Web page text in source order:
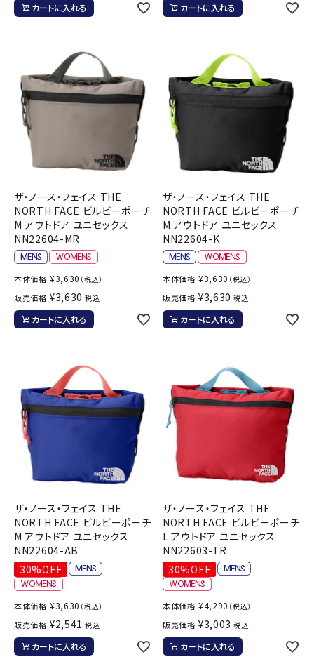
カートに入れる カートに入れる
ザ・ノース・フェイス THE
NORTH FACE ビルビーポーチ
M アウトドア ユニセックス
NN22604-MR
本体価格 ¥3,630 （税込）
販売価格 ¥3,630 税込
カートに入れる
ザ・ノース・フェイス THE
NORTH FACE ビルビーポーチ
M アウトドア ユニセックス
NN22604-K
本体価格 ¥3,630 （税込）
販売価格 ¥3,630 税込
カートに入れる
ザ・ノース・フェイス THE
NORTH FACE ビルビーポーチ
M アウトドア ユニセックス
NN22604-AB
30%OFF
本体価格 ¥3,630 （税込）
販売価格 ¥2,541 税込
カートに入れる
ザ・ノース・フェイス THE
NORTH FACE ビルビーポーチ
L アウトドア ユニセックス
NN22603-TR
30%OFF
本体価格 ¥4,290 （税込）
販売価格 ¥3,003 税込
カートに入れる